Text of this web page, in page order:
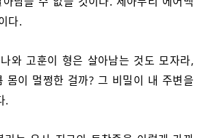
다.
와 고훈이 형은 살아남는 것도 모자라,
몸이 멀쩡한 걸까? 그 비밀이 내 주변을
.